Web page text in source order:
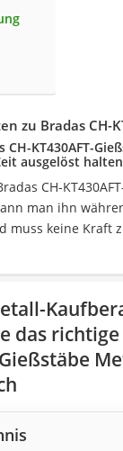
zu Bradas CH-
CH-KT430AFT-
ausgelöst
CH-
man ihn
muss keine Kraft
das